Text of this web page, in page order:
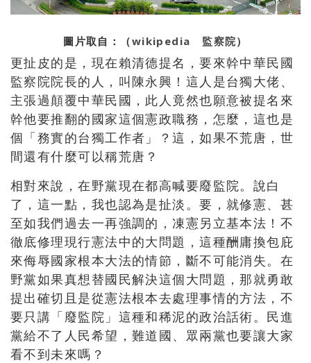
圖片取自：（wikipedia 監察院）
更扯皮的是，現在賴清德提名，要來幹中華民國
監察院院長的人，叫陳永興！這人是台獨大佬、
主張過顛覆中華民國，此人竟然也願意被提名來
幹他要推翻的國家這個憲政職務，怎麼，這也是
個「務實的台獨工作者」？這，如果不荒唐，世
間還有什麼可以稱荒唐？
相對來說，在野黨現在都高喊要廢監院。說白
了，這一點，我也認為是扯淡。要，就修憲、甚
至如我們過去一再強調的，凍憲另立基本法！不
徹底修理現行憲法中的大問題，這種酬庸換包庇
來侮辱國家根本大法的情節，斷不可能消失。在
野黨如果真想替國民解決這個大問題，那就勇敢
提出確切且是從憲法根本去處理事情的方法，不
要只講「廢監院」這種和稀泥的政治話術。民進
黨給不了人民希望，難道國、眾兩黨也要讓大家
看不到未來嗎？